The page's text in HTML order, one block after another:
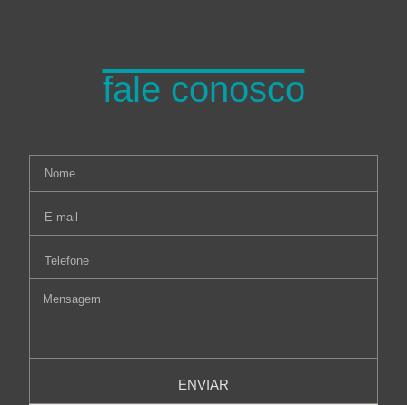
fale conosco
ENVIAR